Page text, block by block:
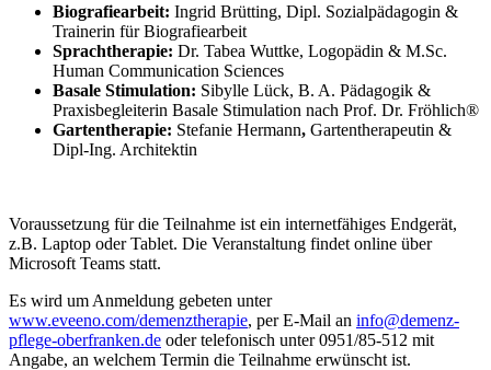
Biografiearbeit: Ingrid Brütting, Dipl. Sozialpädagogin &
Trainerin für Biografiearbeit
Sprachtherapie: Dr. Tabea Wuttke, Logopädin & M.Sc.
Human Communication Sciences
Basale Stimulation: Sibylle Lück, B. A. Pädagogik &
Praxisbegleiterin Basale Stimulation nach Prof. Dr. Fröhlich®
Gartentherapie: Stefanie Hermann, Gartentherapeutin &
Dipl-Ing. Architektin
Voraussetzung für die Teilnahme ist ein internetfähiges Endgerät,
z.B. Laptop oder Tablet. Die Veranstaltung findet online über
Microsoft Teams statt.
Es wird um Anmeldung gebeten unter
www.eveeno.com/demenztherapie, per E-Mail an info@demenz-
pflege-oberfranken.de oder telefonisch unter 0951/85-512 mit
Angabe, an welchem Termin die Teilnahme erwünscht ist.